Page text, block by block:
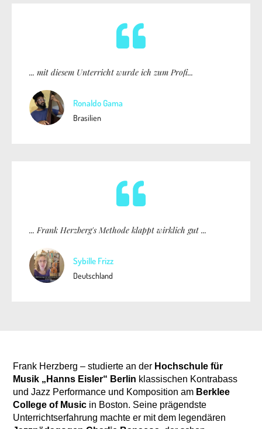
... mit diesem Unterricht wurde ich zum Profi...
Ronaldo Gama
Brasilien
... Frank Herzberg's Methode klappt wirklich gut ...
Sybille Frizz
Deutschland
Frank Herzberg – studierte an der Hochschule für
Musik „Hanns Eisler“ Berlin klassischen Kontrabass
und Jazz Performance und Komposition am Berklee
College of Music in Boston. Seine prägendste
Unterrichtserfahrung machte er mit dem legendären